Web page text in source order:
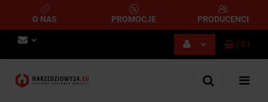
O NAS PROMOCJE PRODUCENCI
( 0 )